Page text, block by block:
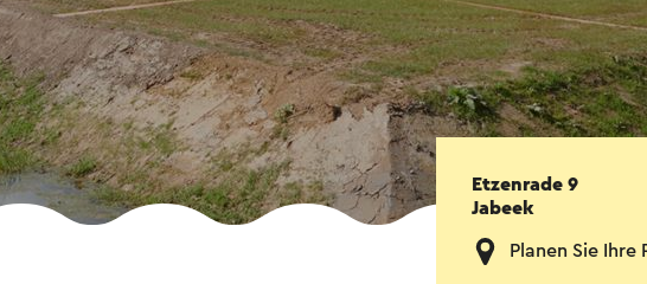
Etzenrade 9
Jabeek
Planen Sie Ihre